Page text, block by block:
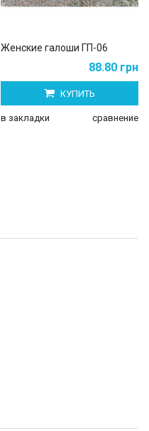
Женские галоши ГП-06
88.80 грн
КУПИТЬ
в закладки сравнение